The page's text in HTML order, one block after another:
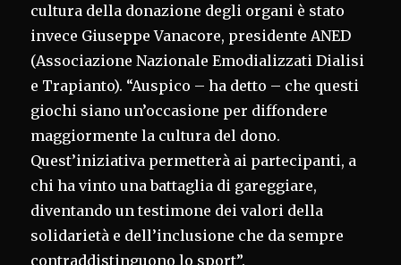
cultura della donazione degli organi è stato
invece Giuseppe Vanacore, presidente ANED
(Associazione Nazionale Emodializzati Dialisi
e Trapianto). “Auspico – ha detto – che questi
giochi siano un’occasione per diffondere
maggiormente la cultura del dono.
Quest’iniziativa permetterà ai partecipanti, a
chi ha vinto una battaglia di gareggiare,
diventando un testimone dei valori della
solidarietà e dell’inclusione che da sempre
contraddistinguono lo sport”.